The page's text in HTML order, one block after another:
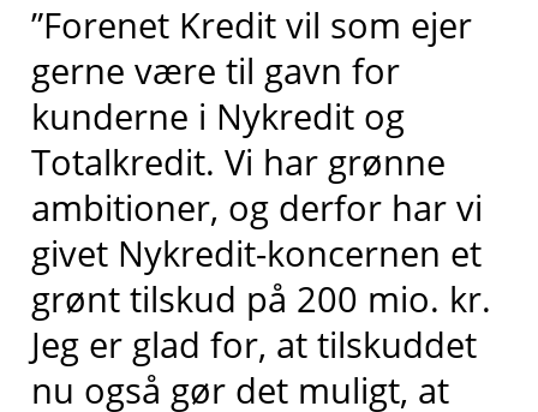
”Forenet Kredit vil som ejer
gerne være til gavn for
kunderne i Nykredit og
Totalkredit. Vi har grønne
ambitioner, og derfor har vi
givet Nykredit-koncernen et
grønt tilskud på 200 mio. kr.
Jeg er glad for, at tilskuddet
nu også gør det muligt, at